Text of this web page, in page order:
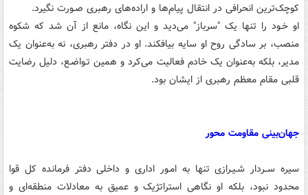
کوچک‌ترین انحرافی در انتقال پیام‌ها و اراده‌های رهبری صـورت نگیرد.
او خـود را تنها یک "سرباز" می‌دید و این نگاه، مانع از آن شد که شکوه
منصب، بر سادگی روح او سایه بیافکند. او در دفتر رهبری، نه به‌عنوان یک
مدیر، بلکه به‌عنوان یک خادم فعالیت می‌کرد و همین تـواضـع، دلیل رضایت
قلبی مقام معظم رهبری از ایشان بود.
جهان‌بینی مقاومت محور
سیره ســردار شـیـرازی تنها به امـور اداری و داخلی دفتر فرمانده کل قوا
محدود نبود، بلکه او نگاهی استراتژیک و عمیق به معادلات منطقه‌ای و